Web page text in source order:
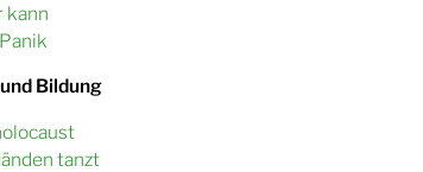
kann
Bildung
tanzt